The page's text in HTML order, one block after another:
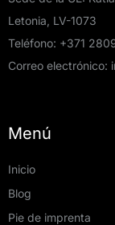
Letonia, LV-1073
Teléfono: +371
Correo electrónico:
Menú
Inicio
Blog
Pie de imprenta